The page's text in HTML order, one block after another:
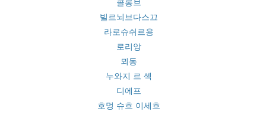
콜롱브
빌르뇌브다스끄
라로슈쉬르용
로리앙
뫼동
누와지 르 섹
디에프
호멍 슈흐 이세흐